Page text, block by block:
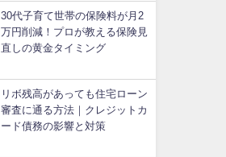
30代子育て世帯の保険料が月2
万円削減！プロが教える保険見
直しの黄金タイミング
リボ残高があっても住宅ローン
審査に通る方法｜クレジットカ
ード債務の影響と対策